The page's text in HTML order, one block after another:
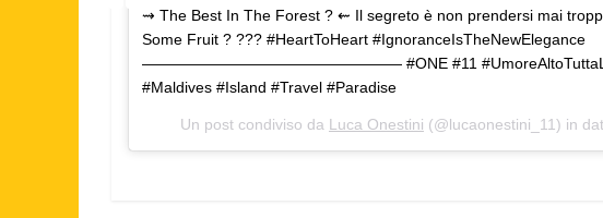
⇝ The Best In The Forest ? ⇜ Il segreto è non prendersi mai
Some Fruit ? ??? #HeartToHeart #IgnoranceIsTheNewElegance
————————————————— #ONE #11
#Maldives #Island #Travel #Paradise
Un post condiviso da Luca Onestini (@lucaonestini_11) in